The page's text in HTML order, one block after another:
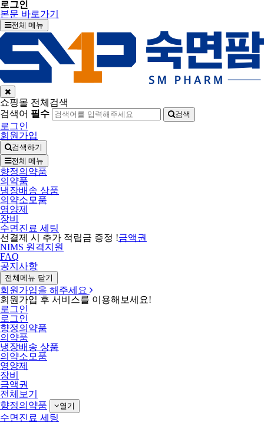
로그인
본문 바로가기
전체 메뉴
쇼핑몰 전체검색
검색어 필수 검색
로그인
회원가입
검색하기
전체 메뉴
향정의약품
의약품
냉장배송 상품
의약소모품
영양제
장비
수면진료 세팅
선결제 시 추가 적립금 증정 !금액권
NIMS 원격지원
FAQ
공지사항
전체메뉴 닫기
회원가입을 해주세요
회원가입 후 서비스를 이용해보세요!
로그인
로그인
향정의약품
의약품
냉장배송 상품
의약소모품
영양제
장비
금액권
전체보기
향정의약품
열기
수면진료 세팅